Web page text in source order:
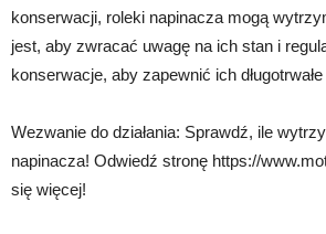
konserwacji, roleki napinacza mogą
jest, aby zwracać uwagę na ich stan i
konserwacje, aby zapewnić ich długotrwałe
Wezwanie do działania: Sprawdź, ile
napinacza! Odwiedź stronę https://
się więcej!